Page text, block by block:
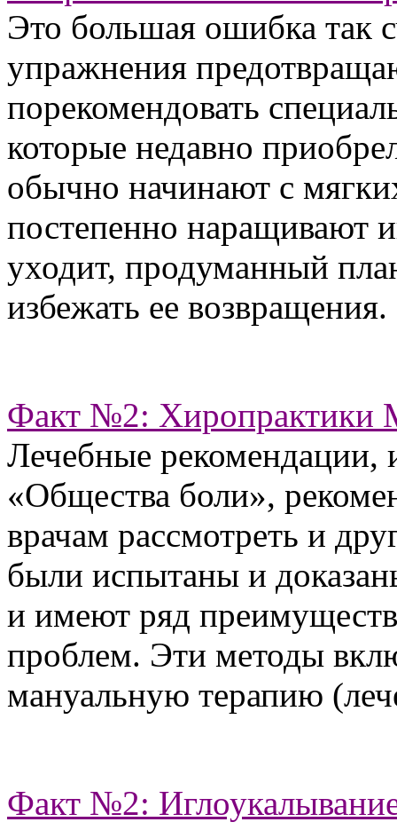
Это большая ошибка так
упражнения
порекомендовать
которые недавно
обычно начинают с
постепенно наращивают
уходит, продуманный
избежать ее возвращения.
Факт №2: Хиропрактики
Лечебные рекомендации,
«Общества боли»,
врачам рассмотреть и
были испытаны и
и имеют ряд
проблем. Эти методы
мануальную терапию
Факт №2: